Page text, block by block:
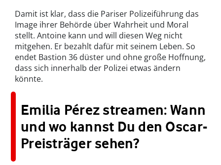
Damit ist klar, dass die Pariser Polizeiführung das
Image ihrer Behörde über Wahrheit und Moral
stellt. Antoine kann und will diesen Weg nicht
mitgehen. Er bezahlt dafür mit seinem Leben. So
endet Bastion 36 düster und ohne große Hoffnung,
dass sich innerhalb der Polizei etwas ändern
könnte.
Emilia Pérez streamen: Wann
und wo kannst Du den Oscar-
Preisträger sehen?